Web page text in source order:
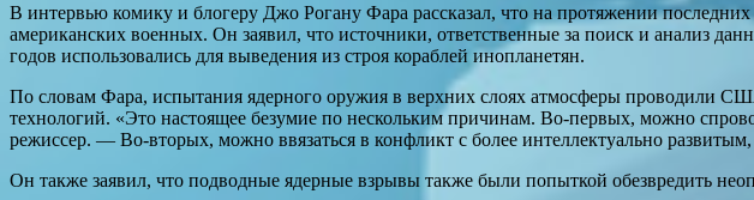
В интервью комику и блогеру Джо Рогану Фара рассказал, что на протяжении
американских военных. Он заявил, что источники, ответственные за поиск и анализ
годов использовались для выведения из строя кораблей инопланетян.
По словам Фара, испытания ядерного оружия в верхних слоях атмосферы проводили
технологий. «Это настоящее безумие по нескольким причинам. Во-первых, можно
режиссер. — Во-вторых, можно ввязаться в конфликт с более интеллектуально
Он также заявил, что подводные ядерные взрывы также были попыткой обезвредить